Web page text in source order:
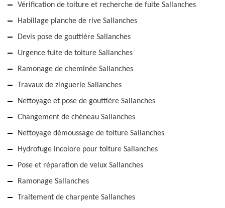
Vérification de toiture et recherche de fuite Sallanches
Habillage planche de rive Sallanches
Devis pose de gouttière Sallanches
Urgence fuite de toiture Sallanches
Ramonage de cheminée Sallanches
Travaux de zinguerie Sallanches
Nettoyage et pose de gouttière Sallanches
Changement de chéneau Sallanches
Nettoyage démoussage de toiture Sallanches
Hydrofuge incolore pour toiture Sallanches
Pose et réparation de velux Sallanches
Ramonage Sallanches
Traitement de charpente Sallanches